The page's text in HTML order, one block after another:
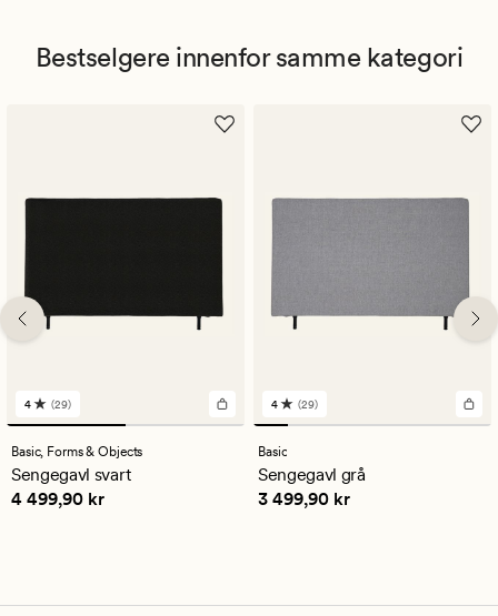
Bestselgere innenfor samme kategori
29
anmeldelser
med
en
gjennomsnittlig
vurdering
4 (29)
Basic, Forms & Objects
Sengegavl svart
Pris 4 499,90 kr
4 499,90 kr
29
anmeldelser
med
en
gjennomsnittlig
vurdering
4 (29)
Basic
Sengegavl grå
Pris 3 499,90 kr
3 499,90 kr